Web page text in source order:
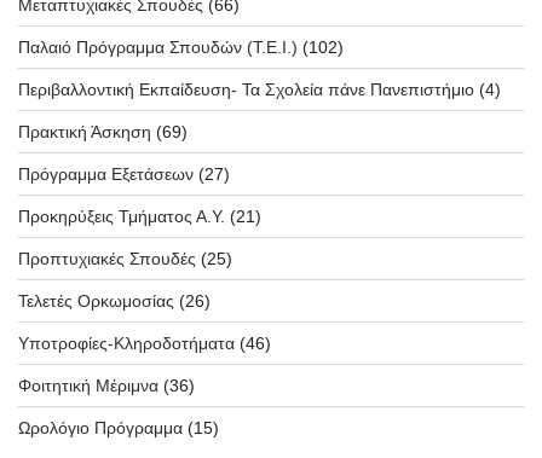
Μεταπτυχιακές Σπουδές (66)
Παλαιό Πρόγραμμα Σπουδών (T.E.I.) (102)
Περιβαλλοντική Εκπαίδευση- Τα Σχολεία πάνε Πανεπιστήμιο (4)
Πρακτική Άσκηση (69)
Πρόγραμμα Εξετάσεων (27)
Προκηρύξεις Τμήματος Α.Υ. (21)
Προπτυχιακές Σπουδές (25)
Τελετές Ορκωμοσίας (26)
Υποτροφίες-Κληροδοτήματα (46)
Φοιτητική Μέριμνα (36)
Ωρολόγιο Πρόγραμμα (15)